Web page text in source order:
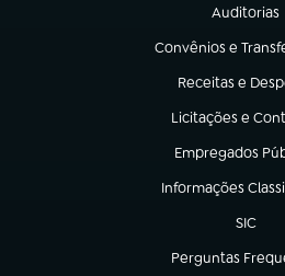
Auditorias
(abre em
Convênios e
(abre em nova aba)
Receitas e
(abre em nova
Licitações e
(abre em nova
Empregados
(abre em nova
Informações
(abre em nova
SIC
(abre
Perguntas
(abre em nova